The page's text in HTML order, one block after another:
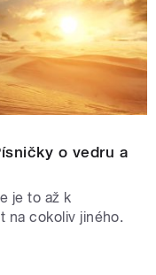
o vedru a
je to až k
na cokoliv jiného.